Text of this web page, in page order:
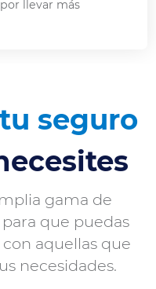
llevar más
seguro
gama de
que puedas
aquellas que
necesidades.